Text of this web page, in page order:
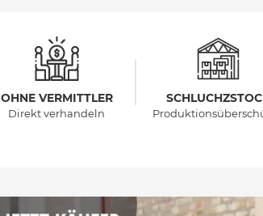
OHNE VERMITTLER
Direkt verhandeln